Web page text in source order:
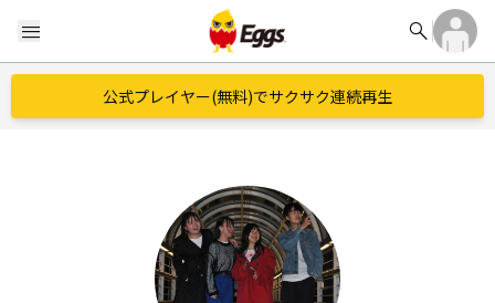
menu search
公式プレイヤー(無料)でサクサク連続再生